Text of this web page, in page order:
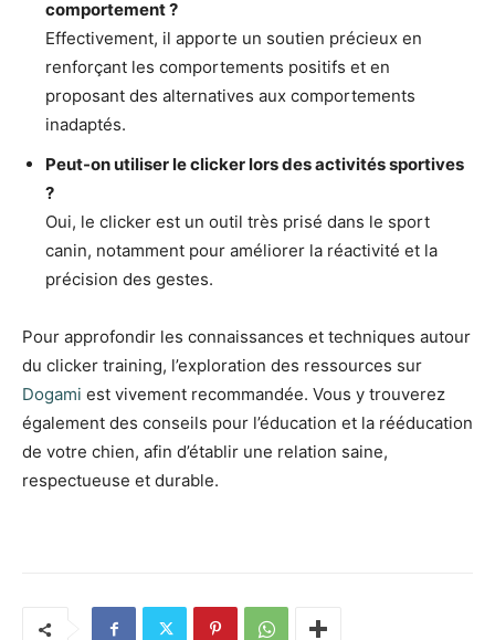
comportement ?
Effectivement, il apporte un soutien précieux en
renforçant les comportements positifs et en
proposant des alternatives aux comportements
inadaptés.
Peut-on utiliser le clicker lors des activités sportives
?
Oui, le clicker est un outil très prisé dans le sport
canin, notamment pour améliorer la réactivité et la
précision des gestes.
Pour approfondir les connaissances et techniques autour
du clicker training, l’exploration des ressources sur
Dogami est vivement recommandée. Vous y trouverez
également des conseils pour l’éducation et la rééducation
de votre chien, afin d’établir une relation saine,
respectueuse et durable.